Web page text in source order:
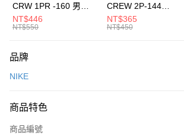
元大商業銀行
台灣樂天信用卡公司
全盈+PAY
AFTEE先享後付
【關於「AFTEE先享後付」】
便利好安心！
３．安心：先確認商品／服務後，再付款。
【「AFTEE先享後付」結帳流程】
運送方式
每筆NT$100，滿NT$1,500(含以上)免運費
宅配
CRW 1PR -160 男女
中統襪 FZ3393100
NT$446
NT$550
CREW 2P-144
EMBRDY 男女 短統襪
FZ3073133
NT$365
NT$450
品牌
NIKE
商品特色
商品編號